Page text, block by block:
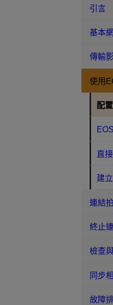
引言
基本
傳輸
使用
配
直
建
連結
終止
檢查
同步
故障